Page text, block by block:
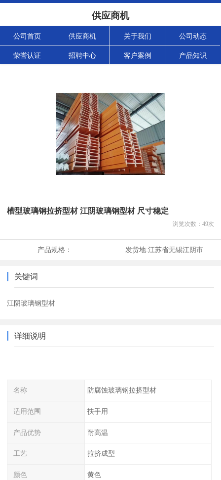
供应商机
公司首页 供应商机 关于我们 公司动态
荣誉认证 招聘中心 客户案例 产品知识
槽型玻璃钢拉挤型材 江阴玻璃钢型材 尺寸稳定
浏览次数： 49次
产品规格： 发货地:江苏省无锡江阴市
关键词
江阴玻璃钢型材
详细说明
名称 防腐蚀玻璃钢拉挤型材
适用范围 扶手用
产品优势 耐高温
工艺 拉挤成型
颜色 黄色